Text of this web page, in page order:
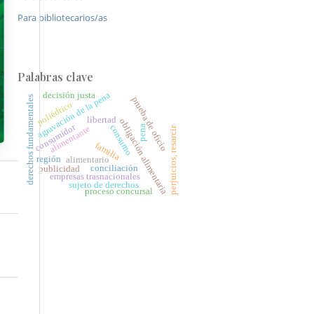
Para bibliotecarios/as
Palabras clave
alimentante
alimentario obligación alimentaria
familia
pena
libertad
agravación de la pena
conciliación
empresas trasnacionales
sujeto de derechos perjuicios, resarcir
derechos fundamentales prueba de oficio
decisión justa
consumo
publicidad
consumidor
poliédrico
región
proceso concursal